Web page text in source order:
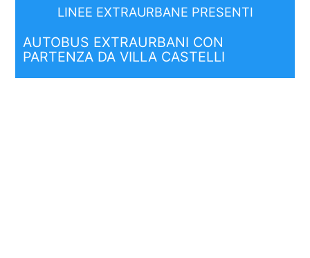
LINEE EXTRAURBANE PRESENTI
AUTOBUS EXTRAURBANI CON
PARTENZA DA VILLA CASTELLI